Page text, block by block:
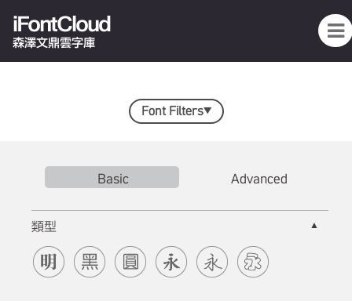
iFontCloud
森澤文鼎雲字庫
Font Filters▼
Basic Advanced
類型 ▲